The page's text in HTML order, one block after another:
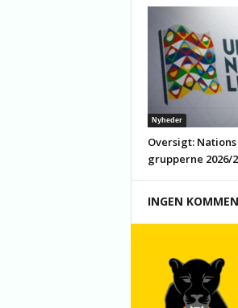
Nyheder
Oversigt:
grupperne 2026/
INGEN